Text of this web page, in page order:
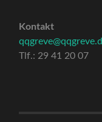
Kontakt
Tlf.: 29 41 20 07